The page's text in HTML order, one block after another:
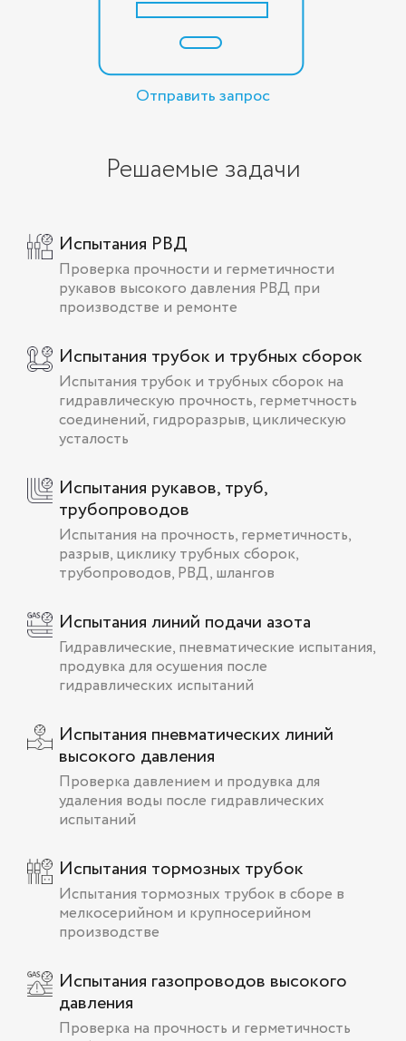
Отправить запрос
Решаемые задачи
Испытания РВД
Проверка прочности и герметичности
рукавов высокого давления РВД при
производстве и ремонте
Испытания трубок и трубных сборок
Испытания трубок и трубных сборок на
гидравлическую прочность, герметчность
соединений, гидроразрыв, циклическую
усталость
Испытания рукавов, труб,
трубопроводов
Испытания на прочность, герметичность,
разрыв, циклику трубных сборок,
трубопроводов, РВД, шлангов
Испытания линий подачи азота
Гидравлические, пневматические испытания,
продувка для осушения после
гидравлических испытаний
Испытания пневматических линий
высокого давления
Проверка давлением и продувка для
удаления воды после гидравлических
испытаний
Испытания тормозных трубок
Испытания тормозных трубок в сборе в
мелкосерийном и крупносерийном
производстве
Испытания газопроводов высокого
давления
Проверка на прочность и герметичность